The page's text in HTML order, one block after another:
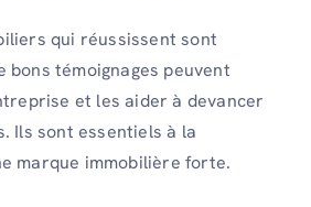
qui réussissent sont
bons témoignages peuvent
et les aider à devancer
Ils sont essentiels à la
marque immobilière forte.